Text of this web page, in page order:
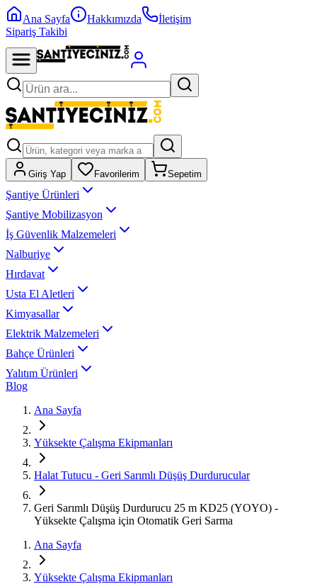
Ana Sayfa Hakkımızda
İletişim
Sipariş Takibi
Giriş Yap Favorilerim Sepetim
Şantiye Ürünleri
Şantiye Mobilizasyon
İş Güvenlik Malzemeleri
Nalburiye
Hırdavat
Usta El Aletleri
Kimyasallar
Elektrik Malzemeleri
Bahçe Ürünleri
Yalıtım Ürünleri
Blog
Ana Sayfa
Yüksekte Çalışma Ekipmanları
Halat Tutucu - Geri Sarımlı Düşüş Durdurucular
Geri Sarımlı Düşüş Durdurucu 25 m KD25 (YOYO) -
Yüksekte Çalışma için Otomatik Geri Sarma
Ana Sayfa
Yüksekte Çalışma Ekipmanları